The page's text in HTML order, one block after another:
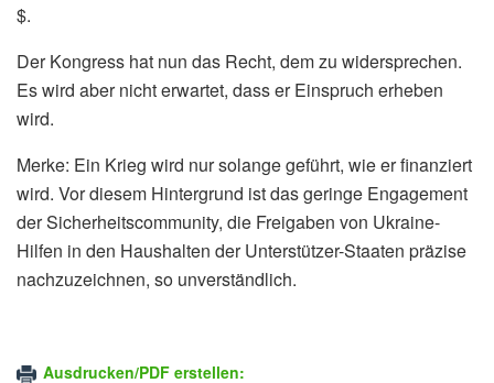
$.
Der Kongress hat nun das Recht, dem zu widersprechen.
Es wird aber nicht erwartet, dass er Einspruch erheben
wird.
Merke: Ein Krieg wird nur solange geführt, wie er finanziert
wird. Vor diesem Hintergrund ist das geringe Engagement
der Sicherheitscommunity, die Freigaben von Ukraine-
Hilfen in den Haushalten der Unterstützer-Staaten präzise
nachzuzeichnen, so unverständlich.
Ausdrucken/PDF erstellen: